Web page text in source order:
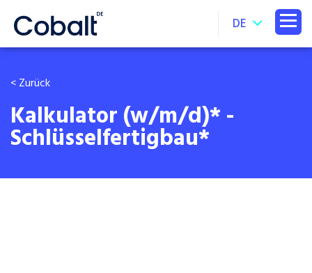
DE
< Zurück
Kalkulator (w/m/d)* -
Schlüsselfertigbau*